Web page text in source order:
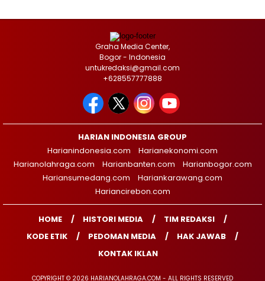
Graha Media Center,
Bogor - Indonesia
untukredaksi@gmail.com
+628557777888
HARIAN INDONESIA GROUP
Harianindonesia.com
Harianekonomi.com
Harianolahraga.com
Harianbanten.com
Harianbogor.com
Hariansumedang.com
Hariankarawang.com
Hariancirebon.com
HOME HISTORI MEDIA
TIM REDAKSI
KODE ETIK
PEDOMAN MEDIA
HAK JAWAB
KONTAK IKLAN
COPYRIGHT © 2026 HARIANOLAHRAGA.COM - ALL RIGHTS RESERVED